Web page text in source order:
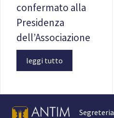
confermato alla
Presidenza
dell’Associazione
leggi tutto
Segreteria